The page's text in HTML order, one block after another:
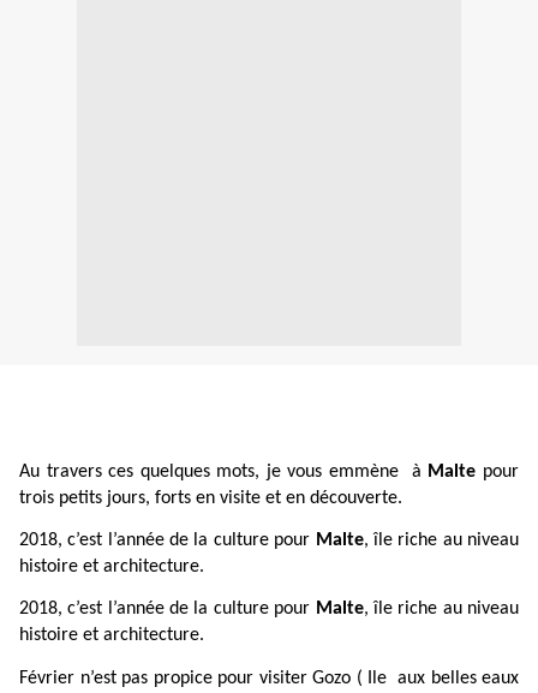
Au travers ces quelques mots, je vous emmène à Malte pour
trois petits jours, forts en visite et en découverte.
2018, c’est l’année de la culture pour Malte, île riche au niveau
histoire et architecture.
2018, c’est l’année de la culture pour Malte, île riche au niveau
histoire et architecture.
Février n’est pas propice pour visiter Gozo ( Ile aux belles eaux